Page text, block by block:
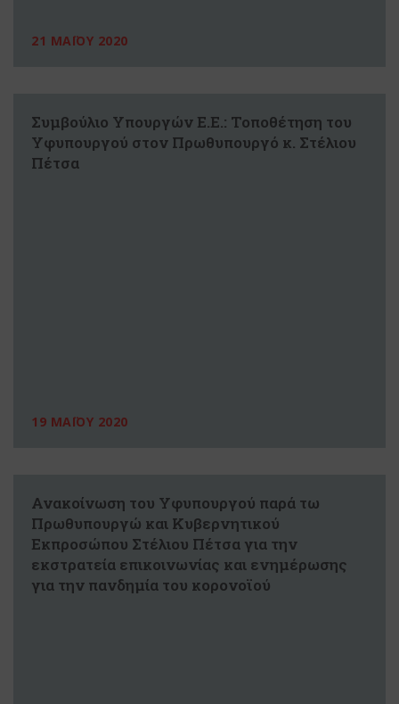
21 ΜΑΪΟΥ 2020
Συμβούλιο Υπουργών Ε.Ε.: Τοποθέτηση του
Υφυπουργού στον Πρωθυπουργό κ. Στέλιου
Πέτσα
19 ΜΑΪΟΥ 2020
Ανακοίνωση του Υφυπουργού παρά τω
Πρωθυπουργώ και Κυβερνητικού
Εκπροσώπου Στέλιου Πέτσα για την
εκστρατεία επικοινωνίας και ενημέρωσης
για την πανδημία του κορονοϊού